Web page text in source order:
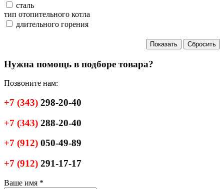
сталь
тип отопительного котла
длительного горения
Нужна помощь в подборе товара?
Позвоните нам:
+7 (343) 298-20-40
+7 (343) 288-20-40
+7 (912) 050-49-89
+7 (912) 291-17-17
Ваше имя *